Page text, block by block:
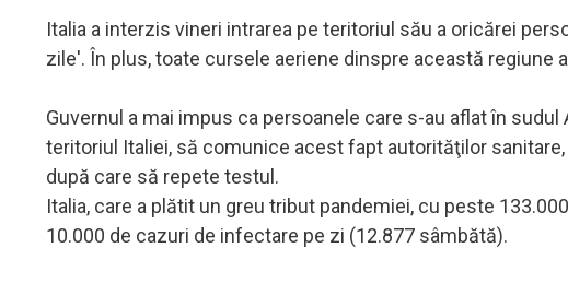
Italia a interzis vineri intrarea pe teritoriul său a oricărei
zile'. În plus, toate cursele aeriene dinspre această regiune
Guvernul a mai impus ca persoanele care s-au aflat în
teritoriul Italiei, să comunice acest fapt autorităţilor
după care să repete testul.
Italia, care a plătit un greu tribut pandemiei, cu peste
10.000 de cazuri de infectare pe zi (12.877 sâmbătă).